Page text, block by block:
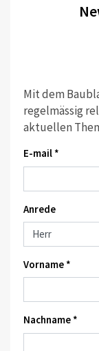
Mit dem
regelmässig
aktuellen
E-mail *
Anrede
Vorname *
Nachname *